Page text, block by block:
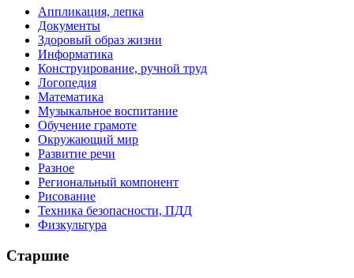
Аппликация, лепка
Документы
Здоровый образ жизни
Информатика
Конструирование, ручной труд
Логопедия
Математика
Музыкальное воспитание
Обучение грамоте
Окружающий мир
Развитие речи
Разное
Региональный компонент
Рисование
Техника безопасности, ПДД
Физкультура
Старшие